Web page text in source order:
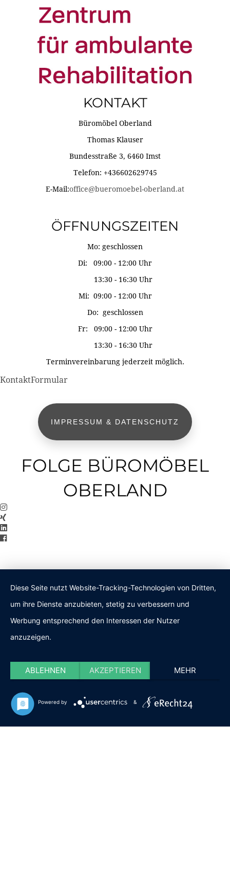
KONTAKT
Büromöbel Oberland
Thomas Klauser
Bundesstraße 3, 6460 Imst
Telefon: +436602629745
E-Mail:office@bueromoebel-oberland.at
ÖFFNUNGSZEITEN
Mo: geschlossen
Di: 09:00 - 12:00 Uhr
13:30 - 16:30 Uhr
Mi: 09:00 - 12:00 Uhr
Do: geschlossen
Fr: 09:00 - 12:00 Uhr
13:30 - 16:30 Uhr
Terminvereinbarung jederzeit möglich.
KontaktFormular
IMPRESSUM & DATENSCHUTZ
FOLGE BÜROMÖBEL
OBERLAND
Diese Seite nutzt Website-Tracking-Technologien von Dritten,
um ihre Dienste anzubieten, stetig zu verbessern und
Werbung entsprechend den Interessen der Nutzer
anzuzeigen.
ABLEHNEN AKZEPTIEREN MEHR
Powered by &